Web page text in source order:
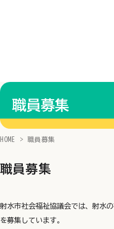
職員募集
HOME 職員募集
職員募集
射水市社会福祉協議会では、射水
を募集しています。